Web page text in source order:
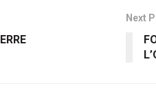
Next